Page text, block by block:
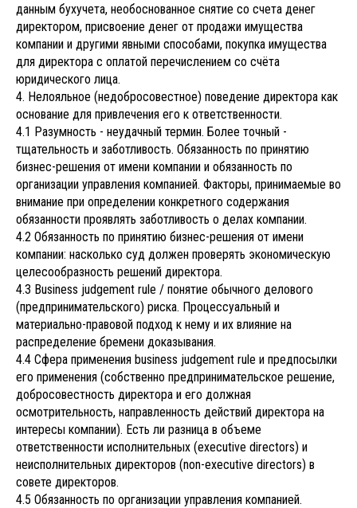
данным бухучета, необоснованное снятие со счета денег
директором, присвоение денег от продажи имущества
компании и другими явными способами, покупка имущества
для директора с оплатой перечислением со счёта
юридического лица.
4. Нелояльное (недобросовестное) поведение директора как
основание для привлечения его к ответственности.
4.1 Разумность - неудачный термин. Более точный -
тщательность и заботливость. Обязанность по принятию
бизнес-решения от имени компании и обязанность по
организации управления компанией. Факторы, принимаемые во
внимание при определении конкретного содержания
обязанности проявлять заботливость о делах компании.
4.2 Обязанность по принятию бизнес-решения от имени
компании: насколько суд должен проверять экономическую
целесообразность решений директора.
4.3 Business judgement rule / понятие обычного делового
(предпринимательского) риска. Процессуальный и
материально-правовой подход к нему и их влияние на
распределение бремени доказывания.
4.4 Сфера применения business judgement rule и предпосылки
его применения (собственно предпринимательское решение,
добросовестность директора и его должная
осмотрительность, направленность действий директора на
интересы компании). Есть ли разница в объеме
ответственности исполнительных (executive directors) и
неисполнительных директоров (non-executive directors) в
совете директоров.
4.5 Обязанность по организации управления компанией.